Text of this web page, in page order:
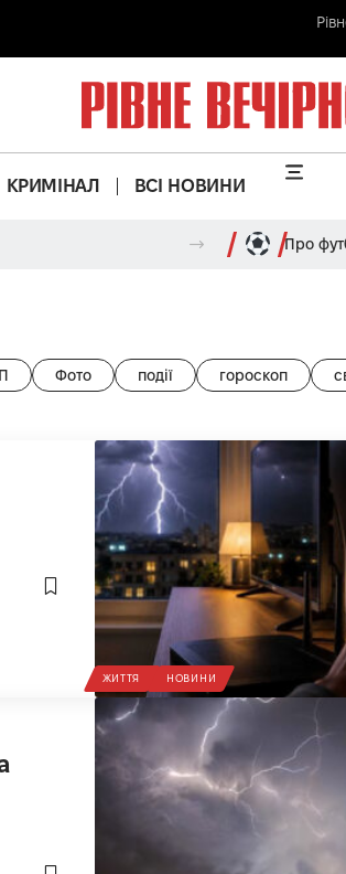
КРИМІНАЛ ВСІ НОВИНИ
Про
Фото події гороскоп
ЖИТТЯ НОВИНИ